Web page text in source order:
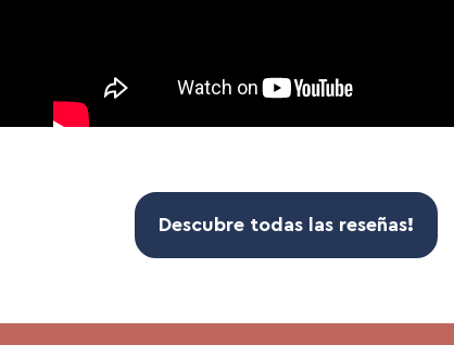
Descubre todas las reseñas!